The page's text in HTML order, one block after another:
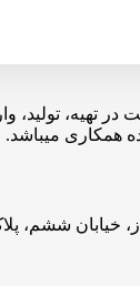
۳۰ سال سابقه
همکاری میباشد.
خیابان ششم،